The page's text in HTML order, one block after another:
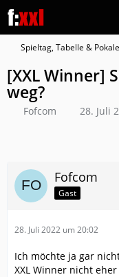
Spieltag, Tabelle & Pokale
[XXL Winner]
weg?
Fofcom 28. Juli
Fofcom
Gast
28. Juli 2022 um 20:02
Ich möchte ja gar
XXL Winner nicht eher